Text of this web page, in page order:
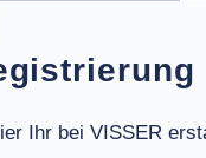
Ihr bei VISSER